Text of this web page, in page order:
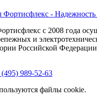
с 2008 года
и
Российской
989-52-63
файлы cookie.